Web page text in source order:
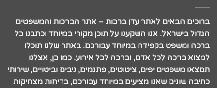
ברוכים הבאים לאתר עדן ברכות – אתר הברכות והמשפטים
הגדול בישראל. אנו השקענו על תוכן מקורי במיוחד וכתבנו כל
ברכה ומשפט בקפידה במיוחד עבורכם. באתר שלנו תוכלו
למצוא ברכה לכל אדם, וברכה לכל אירוע. כמו כן, אצלנו
תמצאו משפטים יפים, ציטוטים, פתגמים, ניבים וביטויים, שירותי
כתיבה שונים שאנו מציעים במיוחד עבורכם, בדיחות מצחיקות